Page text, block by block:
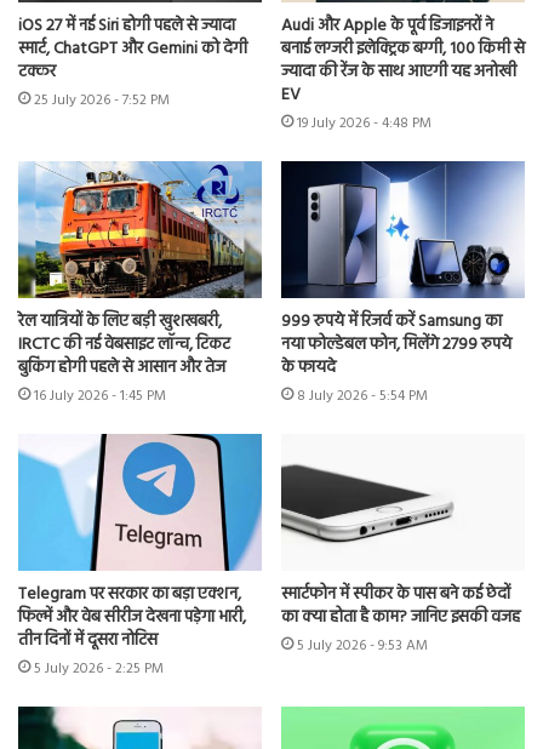
iOS 27 में नई Siri होगी पहले से ज्यादा
स्मार्ट, ChatGPT और Gemini को देगी
टक्कर
25 July 2026 - 7:52 PM
Audi और Apple के पूर्व डिजाइनरों ने
बनाई लग्जरी इलेक्ट्रिक बग्गी, 100 किमी से
ज्यादा की रेंज के साथ आएगी यह अनोखी
EV
19 July 2026 - 4:48 PM
रेल यात्रियों के लिए बड़ी खुशखबरी,
IRCTC की नई वेबसाइट लॉन्च, टिकट
बुकिंग होगी पहले से आसान और तेज
16 July 2026 - 1:45 PM
999 रुपये में रिजर्व करें Samsung का
नया फोल्डेबल फोन, मिलेंगे 2799 रुपये
के फायदे
8 July 2026 - 5:54 PM
Telegram पर सरकार का बड़ा एक्शन,
फिल्में और वेब सीरीज देखना पड़ेगा भारी,
तीन दिनों में दूसरा नोटिस
5 July 2026 - 2:25 PM
स्मार्टफोन में स्पीकर के पास बने कई छेदों
का क्या होता है काम? जानिए इसकी वजह
5 July 2026 - 9:53 AM